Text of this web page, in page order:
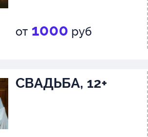
от 1000 руб
СВАДЬБА, 12+